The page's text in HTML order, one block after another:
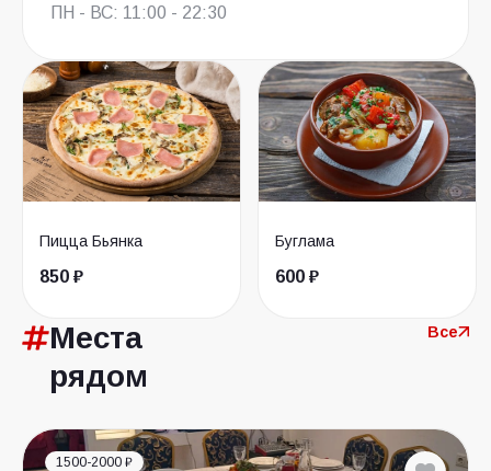
ПН - ВС: 11:00 - 22:30
Пицца Бьянка
850 ₽
Буглама
600 ₽
Места
рядом
Все
1500-2000 ₽